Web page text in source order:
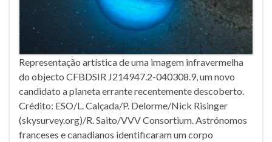
Representação artística de uma imagem infravermelha
do objecto CFBDSIR J214947.2-040308.9, um novo
candidato a planeta errante recentemente descoberto.
Crédito: ESO/L. Calçada/P. Delorme/Nick Risinger
(skysurvey.org)/R. Saito/VVV Consortium. Astrónomos
franceses e canadianos identificaram um corpo